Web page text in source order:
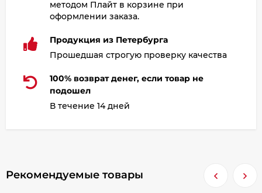
методом Плайт в корзине при
оформлении заказа.
Продукция из Петербурга
Прошедшая строгую проверку качества
100% возврат денег, если товар не
подошел
В течение 14 дней
Рекомендуемые товары